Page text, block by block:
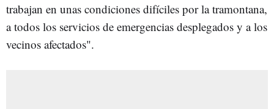
trabajan en unas condiciones difíciles por la tramontana,
a todos los servicios de emergencias desplegados y a los
vecinos afectados".